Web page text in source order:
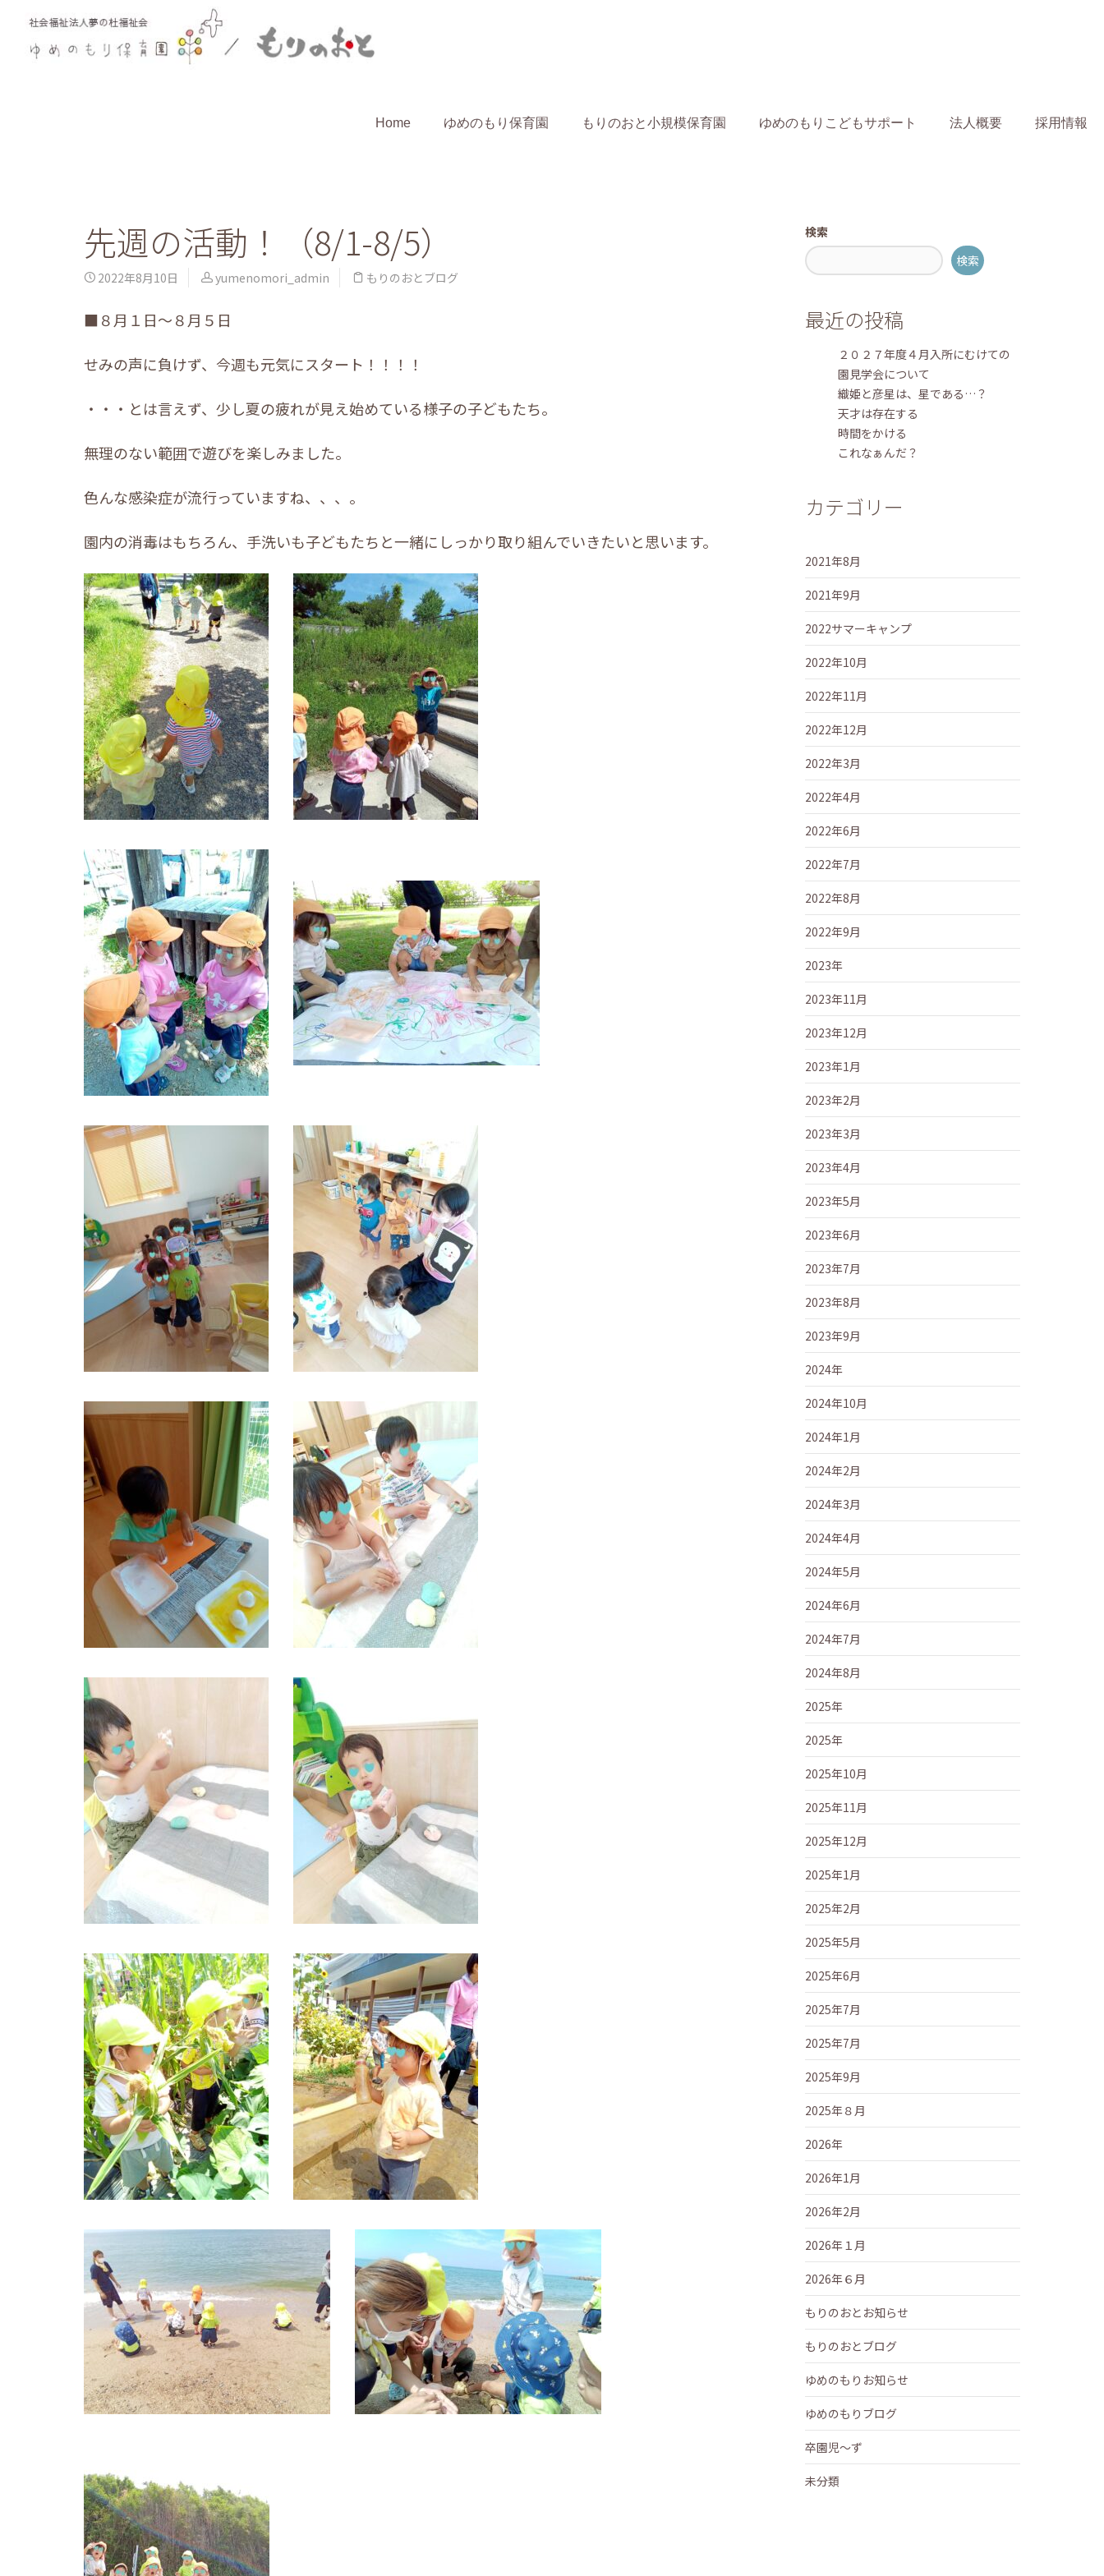
Home ゆめのもり保育園 もりのおと小規模保育園 ゆめのもりこどもサポート 法人概要 採用情報
先週の活動！（8/1-8/5）
2022年8月10日 yumenomori_admin もりのおとブログ
■８月１日～８月５日
せみの声に負けず、今週も元気にスタート！！！！
・・・とは言えず、少し夏の疲れが見え始めている様子の子どもたち。
無理のない範囲で遊びを楽しみました。
色んな感染症が流行っていますね、、、。
園内の消毒はもちろん、手洗いも子どもたちと一緒にしっかり取り組んでいきたいと思います。
検索
検索
最近の投稿
２０２７年度４月入所にむけての
園見学会について
織姫と彦星は、星である…？
天才は存在する
時間をかける
これなぁんだ？
カテゴリー
2021年8月
2021年9月
2022サマーキャンプ
2022年10月
2022年11月
2022年12月
2022年3月
2022年4月
2022年6月
2022年7月
2022年8月
2022年9月
2023年
2023年11月
2023年12月
2023年1月
2023年2月
2023年3月
2023年4月
2023年5月
2023年6月
2023年7月
2023年8月
2023年9月
2024年
2024年10月
2024年1月
2024年2月
2024年3月
2024年4月
2024年5月
2024年6月
2024年7月
2024年8月
2025年
2025年
2025年10月
2025年11月
2025年12月
2025年1月
2025年2月
2025年5月
2025年6月
2025年7月
2025年7月
2025年9月
2025年８月
2026年
2026年1月
2026年2月
2026年１月
2026年６月
もりのおとお知らせ
もりのおとブログ
ゆめのもりお知らせ
ゆめのもりブログ
卒園児～ず
未分類